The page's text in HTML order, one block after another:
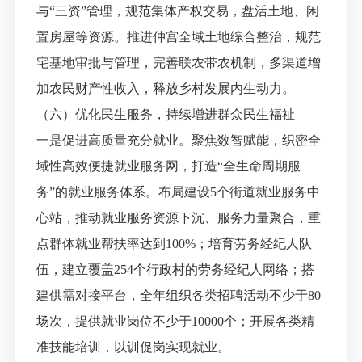
与“三资”管理，规范集体产权交易，盘活土地、闲
置房屋等资源。推进仲宫全域土地综合整治，规范
宅基地审批与管理，完善联农带农机制，多渠道增
加农民财产性收入，释放乡村发展内生动力。
（六）优化民生服务，持续增进群众民生福祉
一是促进高质量充分就业。聚焦数智赋能，织密全
域性高效便捷就业服务网，打造“全生命周期服
务”的就业服务体系。布局建设5个街道就业服务中
心站，推动就业服务资源下沉、服务力量聚合，重
点群体就业帮扶率达到100%；培育劳务经纪人队
伍，建立覆盖254个行政村的劳务经纪人网络；搭
建供需对接平台，全年组织各类招聘活动不少于80
场次，提供就业岗位不少于10000个；开展各类精
准技能培训，以训促岗实现就业。